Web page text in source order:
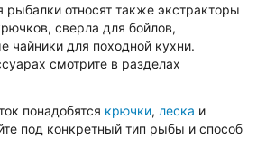
рыбалки относят также экстракторы
сверла для бойлов,
чайники для походной кухни.
смотрите в разделах
понадобятся крючки, леска и
под конкретный тип рыбы и способ